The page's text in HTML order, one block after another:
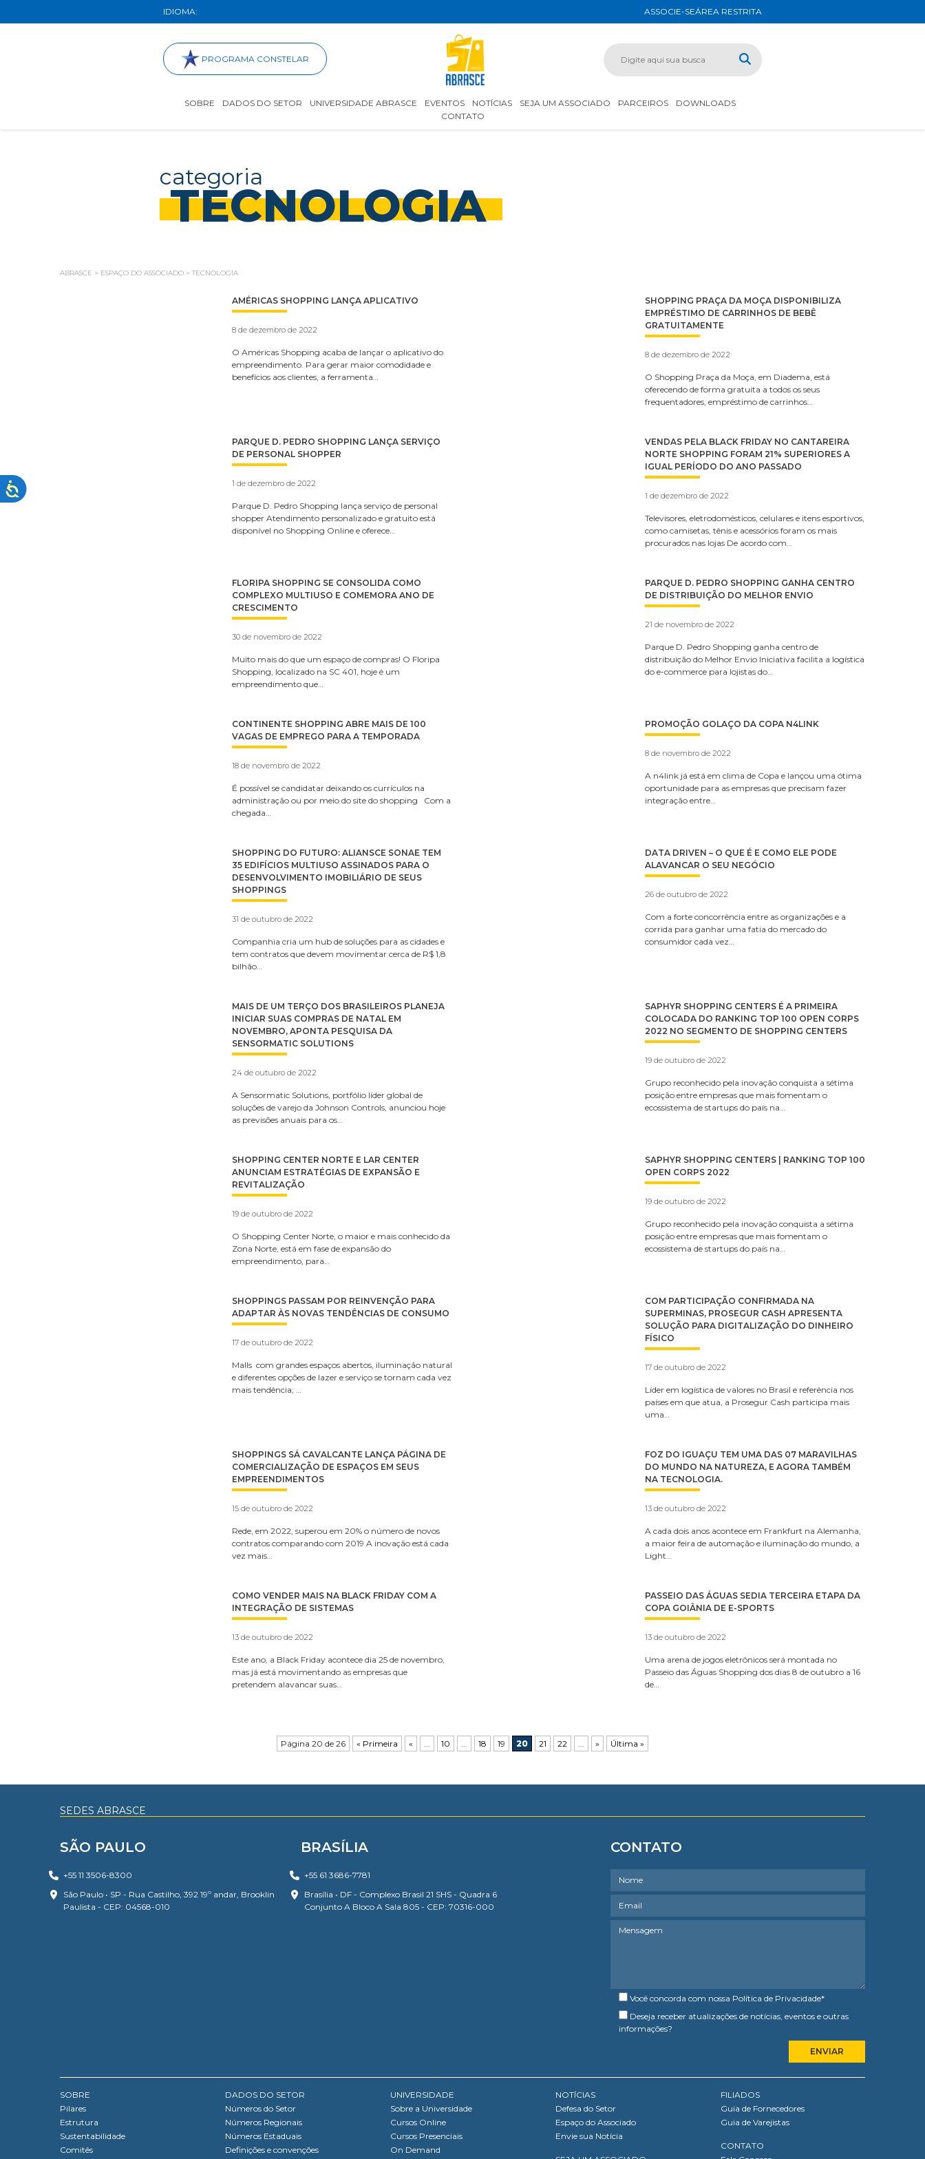
IDIOMA: ASSOCIE-SEÁREA RESTRITA
PROGRAMA CONSTELAR
SOBRE DADOS DO SETOR UNIVERSIDADE ABRASCE EVENTOS NOTÍCIAS SEJA UM ASSOCIADO PARCEIROS
DOWNLOADS
CONTATO
categoria
TECNOLOGIA
ABRASCE > ESPAÇO DO ASSOCIADO > TECNOLOGIA
AMÉRICAS SHOPPING LANÇA APLICATIVO
8 de dezembro de 2022
O Américas Shopping acaba de lançar o aplicativo do
empreendimento. Para gerar maior comodidade e
benefícios aos clientes, a ferramenta…
SHOPPING PRAÇA DA MOÇA DISPONIBILIZA
EMPRÉSTIMO DE CARRINHOS DE BEBÊ
GRATUITAMENTE
8 de dezembro de 2022
O Shopping Praça da Moça, em Diadema, está
oferecendo de forma gratuita a todos os seus
frequentadores, empréstimo de carrinhos…
PARQUE D. PEDRO SHOPPING LANÇA SERVIÇO
DE PERSONAL SHOPPER
1 de dezembro de 2022
Parque D. Pedro Shopping lança serviço de personal
shopper Atendimento personalizado e gratuito está
disponível no Shopping Online e oferece…
VENDAS PELA BLACK FRIDAY NO CANTAREIRA
NORTE SHOPPING FORAM 21% SUPERIORES A
IGUAL PERÍODO DO ANO PASSADO
1 de dezembro de 2022
Televisores, eletrodomésticos, celulares e itens esportivos,
como camisetas, tênis e acessórios foram os mais
procurados nas lojas De acordo com…
FLORIPA SHOPPING SE CONSOLIDA COMO
COMPLEXO MULTIUSO E COMEMORA ANO DE
CRESCIMENTO
30 de novembro de 2022
Muito mais do que um espaço de compras! O Floripa
Shopping, localizado na SC 401, hoje é um
empreendimento que…
PARQUE D. PEDRO SHOPPING GANHA CENTRO
DE DISTRIBUIÇÃO DO MELHOR ENVIO
21 de novembro de 2022
Parque D. Pedro Shopping ganha centro de
distribuição do Melhor Envio Iniciativa facilita a logística
do e-commerce para lojistas do…
CONTINENTE SHOPPING ABRE MAIS DE 100
VAGAS DE EMPREGO PARA A TEMPORADA
18 de novembro de 2022
É possível se candidatar deixando os currículos na
administração ou por meio do site do shopping Com a
chegada…
PROMOÇÃO GOLAÇO DA COPA N4LINK
8 de novembro de 2022
A n4link já está em clima de Copa e lançou uma ótima
oportunidade para as empresas que precisam fazer
integração entre…
SHOPPING DO FUTURO: ALIANSCE SONAE TEM
35 EDIFÍCIOS MULTIUSO ASSINADOS PARA O
DESENVOLVIMENTO IMOBILIÁRIO DE SEUS
SHOPPINGS
31 de outubro de 2022
Companhia cria um hub de soluções para as cidades e
tem contratos que devem movimentar cerca de R$ 1,8
bilhão…
DATA DRIVEN – O QUE É E COMO ELE PODE
ALAVANCAR O SEU NEGÓCIO
26 de outubro de 2022
Com a forte concorrência entre as organizações e a
corrida para ganhar uma fatia do mercado do
consumidor cada vez…
MAIS DE UM TERÇO DOS BRASILEIROS PLANEJA
INICIAR SUAS COMPRAS DE NATAL EM
NOVEMBRO, APONTA PESQUISA DA
SENSORMATIC SOLUTIONS
24 de outubro de 2022
A Sensormatic Solutions, portfólio líder global de
soluções de varejo da Johnson Controls, anunciou hoje
as previsões anuais para os…
SAPHYR SHOPPING CENTERS É A PRIMEIRA
COLOCADA DO RANKING TOP 100 OPEN CORPS
2022 NO SEGMENTO DE SHOPPING CENTERS
19 de outubro de 2022
Grupo reconhecido pela inovação conquista a sétima
posição entre empresas que mais fomentam o
ecossistema de startups do país na…
SHOPPING CENTER NORTE E LAR CENTER
ANUNCIAM ESTRATÉGIAS DE EXPANSÃO E
REVITALIZAÇÃO
19 de outubro de 2022
O Shopping Center Norte, o maior e mais conhecido da
Zona Norte, está em fase de expansão do
empreendimento, para…
SAPHYR SHOPPING CENTERS | RANKING TOP 100
OPEN CORPS 2022
19 de outubro de 2022
Grupo reconhecido pela inovação conquista a sétima
posição entre empresas que mais fomentam o
ecossistema de startups do país na…
SHOPPINGS PASSAM POR REINVENÇÃO PARA
ADAPTAR ÀS NOVAS TENDÊNCIAS DE CONSUMO
17 de outubro de 2022
Malls com grandes espaços abertos, iluminação natural
e diferentes opções de lazer e serviço se tornam cada vez
mais tendência; …
COM PARTICIPAÇÃO CONFIRMADA NA
SUPERMINAS, PROSEGUR CASH APRESENTA
SOLUÇÃO PARA DIGITALIZAÇÃO DO DINHEIRO
FÍSICO
17 de outubro de 2022
Líder em logística de valores no Brasil e referência nos
países em que atua, a Prosegur Cash participa mais
uma…
SHOPPINGS SÁ CAVALCANTE LANÇA PÁGINA DE
COMERCIALIZAÇÃO DE ESPAÇOS EM SEUS
EMPREENDIMENTOS
15 de outubro de 2022
Rede, em 2022, superou em 20% o número de novos
contratos comparando com 2019 A inovação está cada
vez mais…
FOZ DO IGUAÇU TEM UMA DAS 07 MARAVILHAS
DO MUNDO NA NATUREZA, E AGORA TAMBÉM
NA TECNOLOGIA.
13 de outubro de 2022
A cada dois anos acontece em Frankfurt na Alemanha,
a maior feira de automação e iluminação do mundo, a
Light…
COMO VENDER MAIS NA BLACK FRIDAY COM A
INTEGRAÇÃO DE SISTEMAS
13 de outubro de 2022
Este ano, a Black Friday acontece dia 25 de novembro,
mas já está movimentando as empresas que
pretendem alavancar suas…
PASSEIO DAS ÁGUAS SEDIA TERCEIRA ETAPA DA
COPA GOIÂNIA DE E-SPORTS
13 de outubro de 2022
Uma arena de jogos eletrônicos será montada no
Passeio das Águas Shopping dos dias 8 de outubro a 16
de…
Página 20 de 26 « Primeira « 10 18 19 20 21 22 » Última »
SEDES ABRASCE
SÃO PAULO
+55 11 3506-8300
São Paulo • SP - Rua Castilho, 392 19º andar, Brooklin
Paulista - CEP: 04568-010
BRASÍLIA
+55 61 3686-7781
Brasília • DF - Complexo Brasil 21 SHS - Quadra 6
Conjunto A Bloco A Sala 805 - CEP: 70316-000
CONTATO
Você concorda com nossa Política de Privacidade*
Deseja receber atualizações de notícias, eventos e outras
informações?
SOBRE
Pilares
Estrutura
Sustentabilidade
Comitês
DADOS DO SETOR
Números do Setor
Números Regionais
Números Estaduais
Definições e convenções
UNIVERSIDADE
Sobre a Universidade
Cursos Online
Cursos Presenciais
On Demand
NOTÍCIAS
Defesa do Setor
Espaço do Associado
Envie sua Notícia
FILIADOS
Guia de Fornecedores
Guia de Varejistas
CONTATO